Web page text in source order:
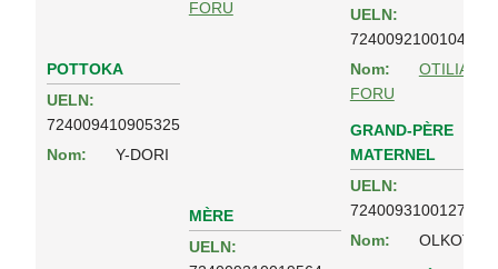
POTTOKA
UELN:
724009410905325
Nom:
Y-DORI
FORU
UELN:
724009210010452
Nom:
OTILIA-
FORU
MÈRE
UELN:
GRAND-PÈRE
MATERNEL
UELN:
724009310012796
Nom:
OLKOTZ